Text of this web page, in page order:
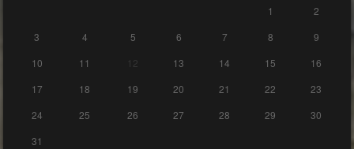
1
2
3
4 5 6 7 8
9
10
11 12 13 14 15
16
17
18 19 20 21 22
23
24
25 26 27 28 29
30
31